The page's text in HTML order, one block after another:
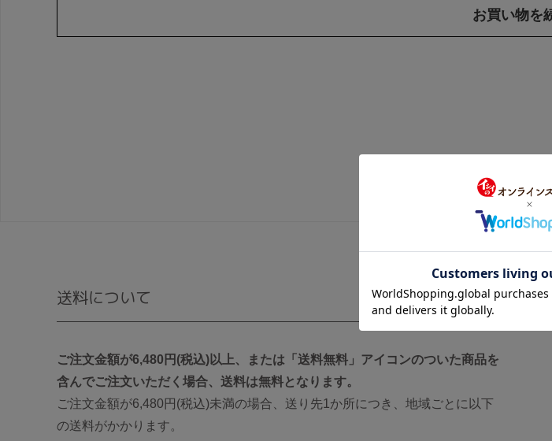
送料について
ご注文金額が6,480円(税込)以上、または「送料無料」アイコンのついた商品を
含んでご注文いただく場合、送料は無料となります。
ご注文金額が6,480円(税込)未満の場合、送り先1か所につき、地域ごとに以下
の送料がかかります。